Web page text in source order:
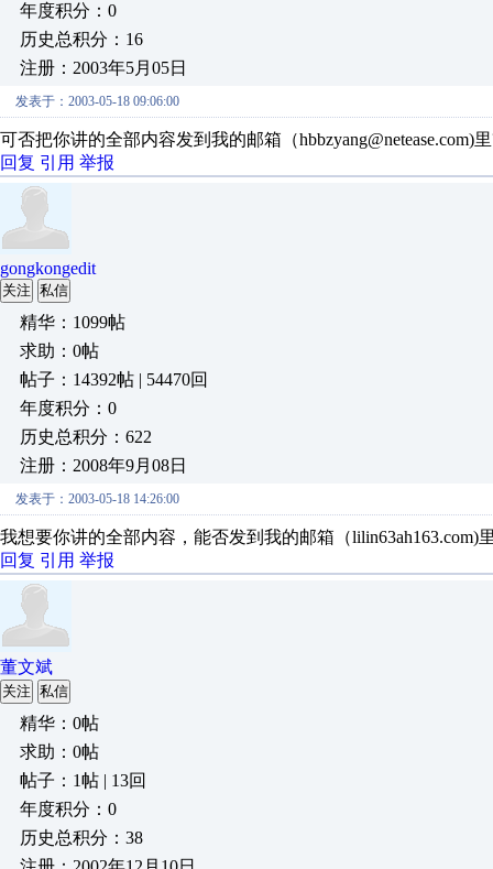
年度积分：0
历史总积分：16
注册：2003年5月05日
发表于：2003-05-18 09:06:00
可否把你讲的全部内容发到我的邮箱（hbbzyang@netease.com)
回复 引用 举报
gongkongedit
关注 私信
精华：1099帖
求助：0帖
帖子：14392帖 | 54470回
年度积分：0
历史总积分：622
注册：2008年9月08日
发表于：2003-05-18 14:26:00
我想要你讲的全部内容，能否发到我的邮箱（lilin63ah163.com)
回复 引用 举报
董文斌
关注 私信
精华：0帖
求助：0帖
帖子：1帖 | 13回
年度积分：0
历史总积分：38